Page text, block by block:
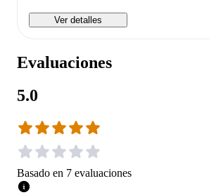
Ver detalles
Evaluaciones
5.0
Basado en 7 evaluaciones